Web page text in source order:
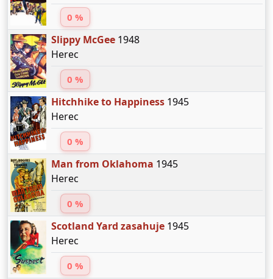
0 %
Slippy McGee1948
Herec
0 %
Hitchhike to Happiness1945
Herec
0 %
Man from Oklahoma 1945
Herec
0 %
Scotland Yard zasahuje1945
Herec
0 %